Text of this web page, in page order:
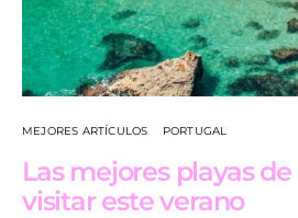
MEJORES ARTÍCULOS PORTUGAL
Las mejores playas
visitar este verano